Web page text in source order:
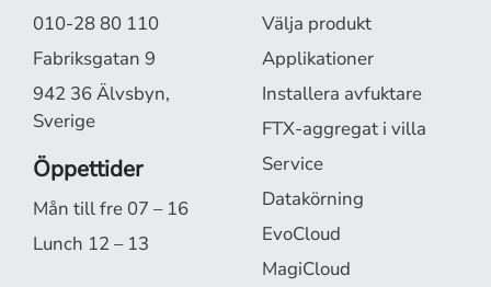
010-28 80 110
Fabriksgatan 9
942 36 Älvsbyn,
Sverige
Öppettider
Mån till fre 07 – 16
Lunch 12 – 13
Välja produkt
Applikationer
Installera avfuktare
FTX-aggregat i villa
Service
Datakörning
EvoCloud
MagiCloud